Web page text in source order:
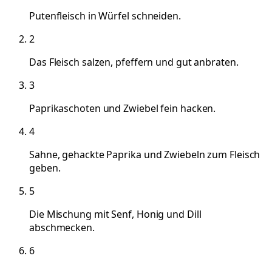
Putenfleisch in Würfel schneiden.
2
Das Fleisch salzen, pfeffern und gut anbraten.
3
Paprikaschoten und Zwiebel fein hacken.
4
Sahne, gehackte Paprika und Zwiebeln zum Fleisch
geben.
5
Die Mischung mit Senf, Honig und Dill
abschmecken.
6